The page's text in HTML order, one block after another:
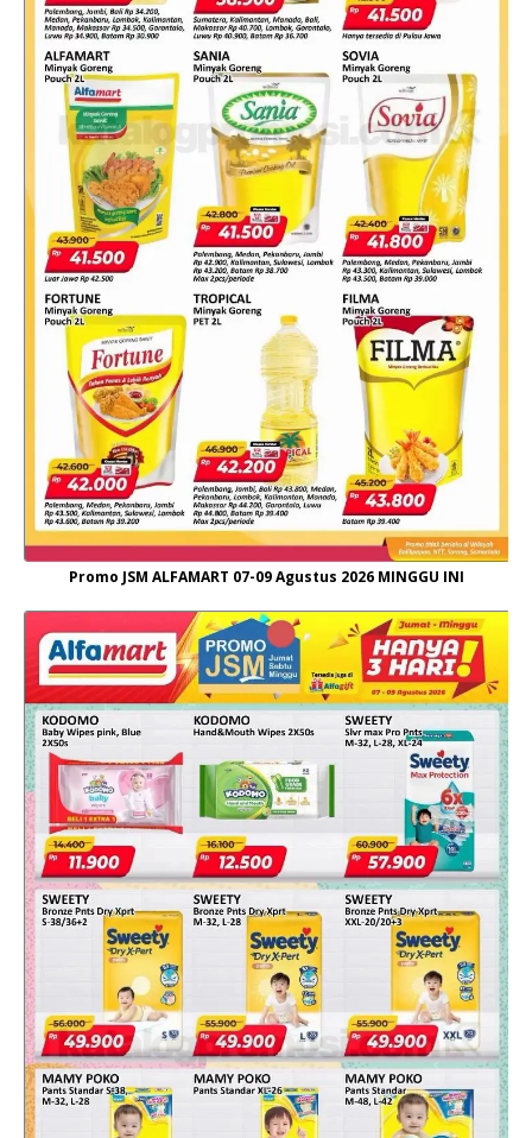
Promo JSM ALFAMART 07-09 Agustus 2026 MINGGU INI